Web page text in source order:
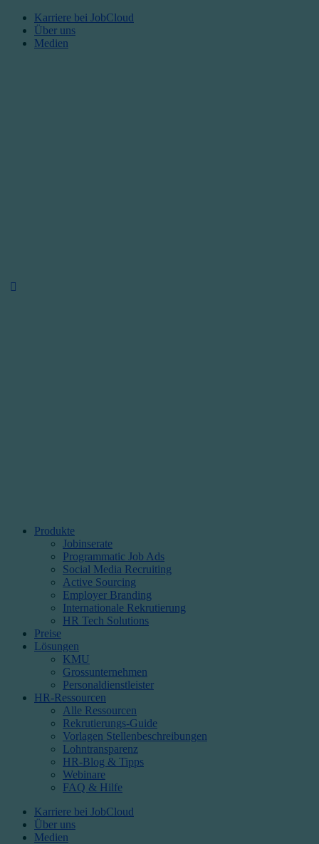
Karriere bei JobCloud​
Über uns
Medien
Produkte
Jobinserate
Programmatic Job Ads
Social Media Recruiting
Active Sourcing
Employer Branding
Internationale Rekrutierung
HR Tech Solutions
Preise
Lösungen
KMU
Grossunternehmen
Personaldienstleister
HR-Ressourcen
Alle Ressourcen
Rekrutierungs-Guide
Vorlagen Stellenbeschreibungen
Lohntransparenz
HR-Blog & Tipps
Webinare
FAQ & Hilfe
Karriere bei JobCloud​
Über uns
Medien